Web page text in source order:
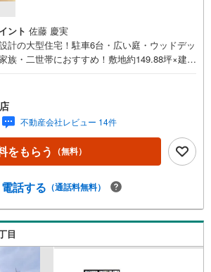
ント 佐藤 慶実
計の大型住宅！駐車6台・広い庭・ウッドデッ
族・二世帯におすすめ！敷地約149.88坪×建物
陽光付き 即入居可能！【売主物件】敷地約14
約55.73坪のゆとりある二世帯仕様住宅。2階
チンを備え、親世帯・子世帯それぞれの生活
きます。駐車は6台可能（カーポート2台分）
はもちろん来客時も安心。広々としたお庭やウ
ではBBQやガーデニング、お子様の遊び場とし
太陽光発電システムも搭載。防蟻処理・ハウ
。海を身近に感じながら、ゆとりある暮ら
んか。本日ご見学可能です。お気軽にお問い
い。
不動産会社レビュー 14件
をもらう （無料）
電話する （通話料無料）
目